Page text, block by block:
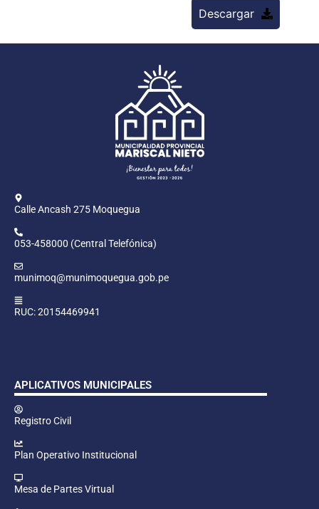
Descargar
Calle Ancash 275 Moquegua
053-458000 (Central Telefónica)
munimoq@munimoquegua.gob.pe
RUC: 20154469941
APLICATIVOS MUNICIPALES
Registro Civil
Plan Operativo Institucional
Mesa de Partes Virtual